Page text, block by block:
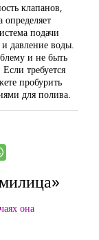
клапанов,
подачи
давление воды.
и не быть
требуется
пробурить
для полива.
она